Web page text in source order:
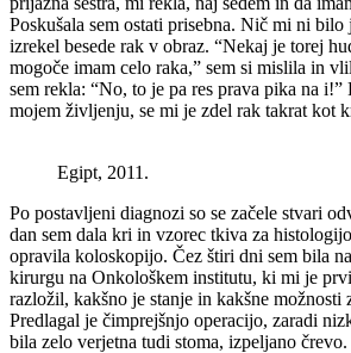
Poskušala sem ostati prisebna. Nič mi ni bilo
izrekel besede rak v obraz. “Nekaj je torej
mogoče imam celo raka,” sem si mislila in
sem rekla: “No, to je pa res prava pika na i!”
mojem življenju, se mi je zdel rak takrat kot
Egipt, 2011.
Po postavljeni diagnozi so se začele stvari
dan sem dala kri in vzorec tkiva za
opravila koloskopijo. Čez štiri dni sem bila
kirurgu na Onkološkem institutu, ki mi je
razložil, kakšno je stanje in kakšne možnosti
Predlagal je čimprejšnjo operacijo, zaradi
bila zelo verjetna tudi stoma, izpeljano črevo.